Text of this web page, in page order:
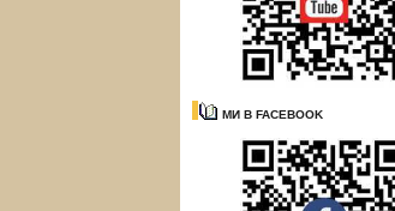
МИ В FACEBOOK